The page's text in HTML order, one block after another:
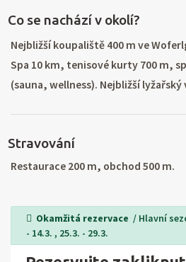
Co se nachází v okolí?
Nejbližší koupaliště 400 m ve
Spa 10 km, tenisové kurty 700 m,
(sauna, wellness). Nejbližší
Stravování
Restaurace 200 m, obchod 500 m.
Okamžitá rezervace / Hlavní
- 14.3. , 25.3. - 29.3.